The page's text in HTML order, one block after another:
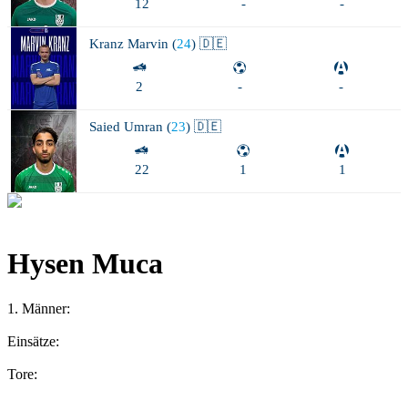
12 - -
Kranz Marvin (24) 🇩🇪
2 - -
Saied Umran (23) 🇩🇪
22 1 1
Hysen Muca
1. Männer:
Einsätze:
Tore: